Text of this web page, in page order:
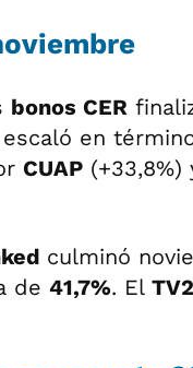
bonos CER
en
CUAP (+33,8%)
culminó
de 41,7%. El